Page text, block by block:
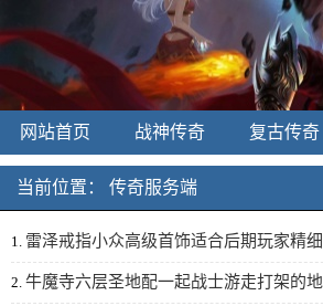
网站首页 战神传奇 复古传奇
当前位置： 传奇服务端
1. 雷泽戒指小众高级首饰适合后期玩家精
2. 牛魔寺六层圣地配一起战士游走打架的